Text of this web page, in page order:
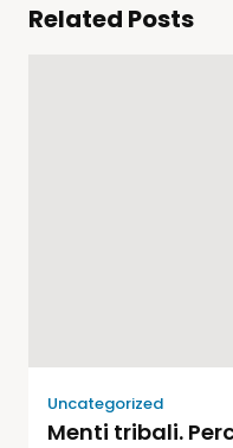
Related Posts
Uncategorized
Menti tribali.